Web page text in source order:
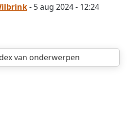
- 5 aug 2024 - 12:24
van onderwerpen